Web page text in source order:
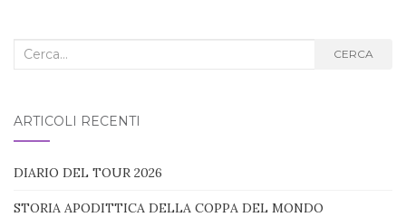
Cerca
CERCA
ARTICOLI RECENTI
DIARIO DEL TOUR 2026
STORIA APODITTICA DELLA COPPA DEL MONDO